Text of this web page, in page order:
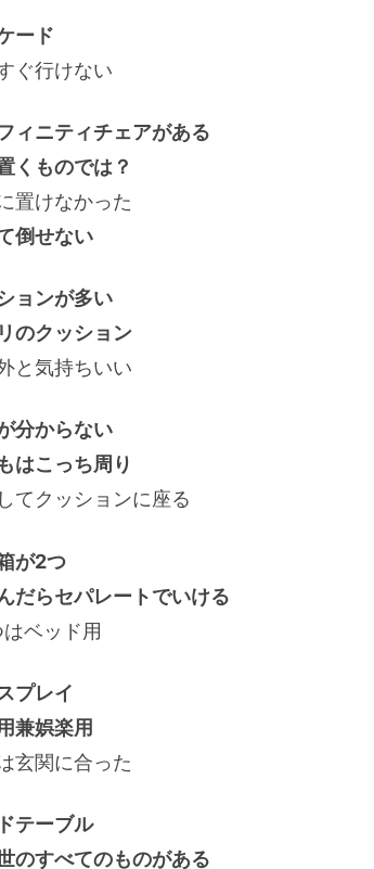
ード
ぐ行けない
ィニティチェアがある
くものでは？
けなかった
倒せない
ョンが多い
のクッション
気持ちいい
分からない
はこっち周り
クッションに座る
が2つ
だらセパレートでいける
ベッド用
プレイ
兼娯楽用
関に合った
テーブル
のすべてのものがある